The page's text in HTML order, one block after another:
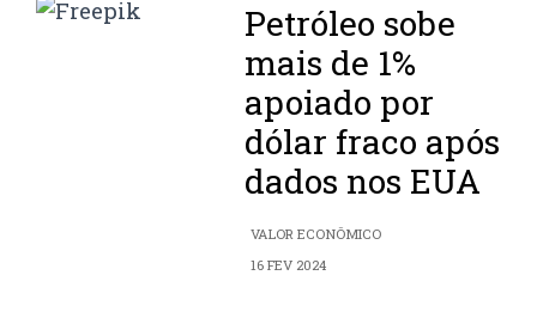
Petróleo sobe
mais de 1%
apoiado por
dólar fraco após
dados nos EUA
VALOR ECONÔMICO
16 FEV 2024